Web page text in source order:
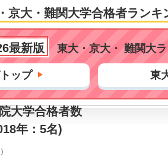
京大・難関大学合格者ランキ
最新版 東大・京大・ 難関大
ップ 東
大学合格者数
年：5名)